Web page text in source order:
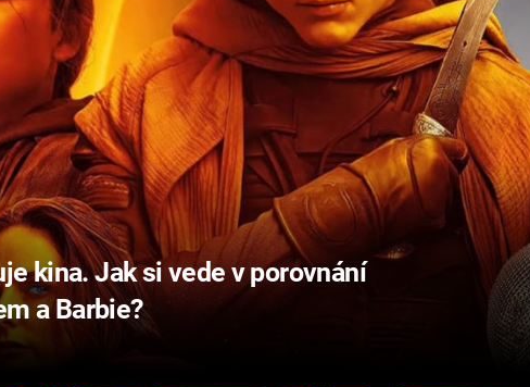
kina. Jak si vede v porovnání
a Barbie?